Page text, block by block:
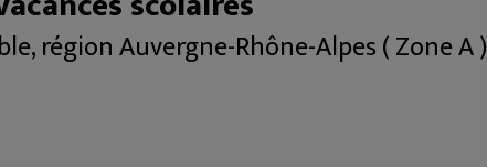
région Auvergne-Rhône-Alpes ( Zone A )